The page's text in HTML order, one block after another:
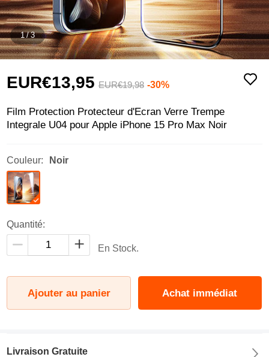
1 / 3
EUR€13,95 EUR€19,98 -30%
Film Protection Protecteur d'Ecran Verre Trempe
Integrale U04 pour Apple iPhone 15 Pro Max Noir
Couleur: Noir
Quantité:
En Stock.
Ajouter au panier Achat immédiat
Livraison Gratuite